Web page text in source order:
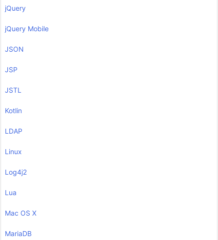
jQuery
jQuery Mobile
JSON
JSP
JSTL
Kotlin
LDAP
Linux
Log4j2
Lua
Mac OS X
MariaDB